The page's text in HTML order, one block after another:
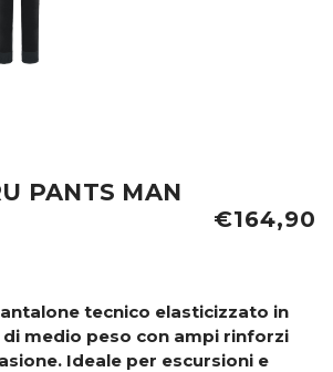
PANTS MAN
€164,90
tecnico elasticizzato in
medio peso con ampi rinforzi
Ideale per escursioni e